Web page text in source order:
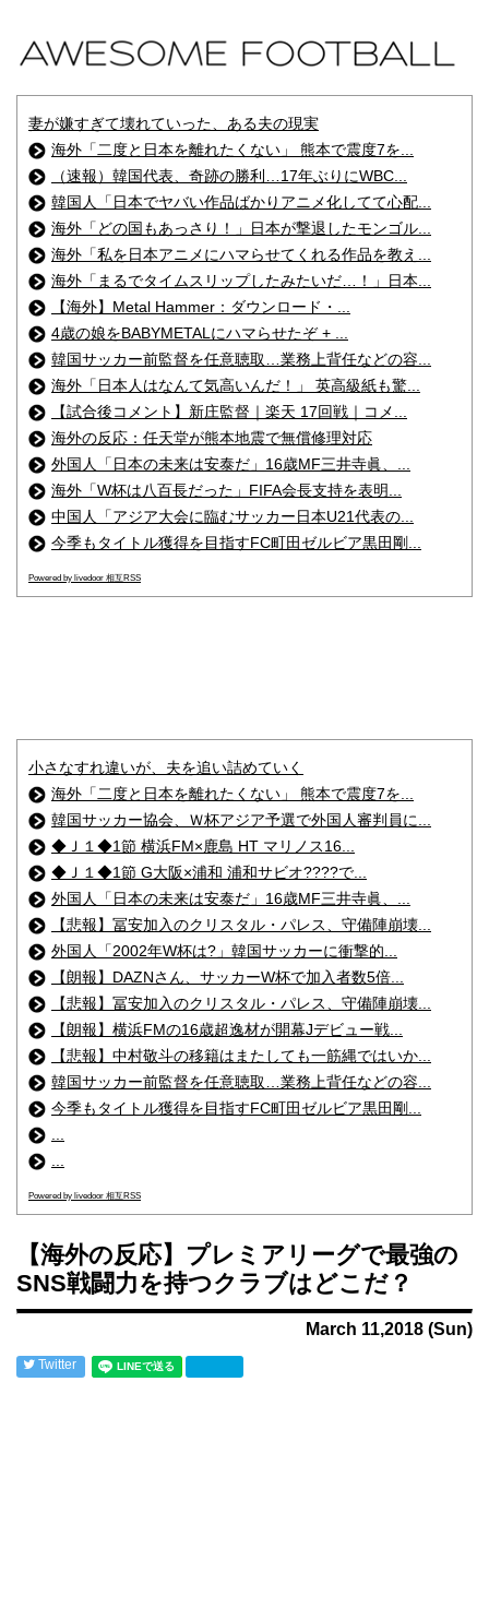
妻が嫌すぎて壊れていった、ある夫の現実
海外「二度と日本を離れたくない」 熊本で震度7を...
（速報）韓国代表、奇跡の勝利…17年ぶりにWBC...
韓国人「日本でヤバい作品ばかりアニメ化してて心配...
海外「どの国もあっさり！」日本が撃退したモンゴル...
海外「私を日本アニメにハマらせてくれる作品を教え...
海外「まるでタイムスリップしたみたいだ…！」日本...
【海外】Metal Hammer：ダウンロード・...
4歳の娘をBABYMETALにハマらせたぞ + ...
韓国サッカー前監督を任意聴取…業務上背任などの容...
海外「日本人はなんて気高いんだ！」 英高級紙も驚...
【試合後コメント】新庄監督｜楽天 17回戦｜コメ...
海外の反応：任天堂が熊本地震で無償修理対応
外国人「日本の未来は安泰だ」16歳MF三井寺眞、...
海外「W杯は八百長だった」FIFA会長支持を表明...
中国人「アジア大会に臨むサッカー日本U21代表の...
今季もタイトル獲得を目指すFC町田ゼルビア黒田剛...
Powered by livedoor 相互RSS
小さなすれ違いが、夫を追い詰めていく
海外「二度と日本を離れたくない」 熊本で震度7を...
韓国サッカー協会、Ｗ杯アジア予選で外国人審判員に...
◆Ｊ１◆1節 横浜FM×鹿島 HT マリノス16...
◆Ｊ１◆1節 G大阪×浦和 浦和サビオ????で...
外国人「日本の未来は安泰だ」16歳MF三井寺眞、...
【悲報】冨安加入のクリスタル・パレス、守備陣崩壊...
外国人「2002年W杯は?」韓国サッカーに衝撃的...
【朗報】DAZNさん、サッカーW杯で加入者数5倍...
【悲報】冨安加入のクリスタル・パレス、守備陣崩壊...
【朗報】横浜FMの16歳超逸材が開幕Jデビュー戦...
【悲報】中村敬斗の移籍はまたしても一筋縄ではいか...
韓国サッカー前監督を任意聴取…業務上背任などの容...
今季もタイトル獲得を目指すFC町田ゼルビア黒田剛...
Powered by livedoor 相互RSS
【海外の反応】プレミアリーグで最強の
SNS戦闘力を持つクラブはどこだ？
March 11,2018 (Sun)
Twitter